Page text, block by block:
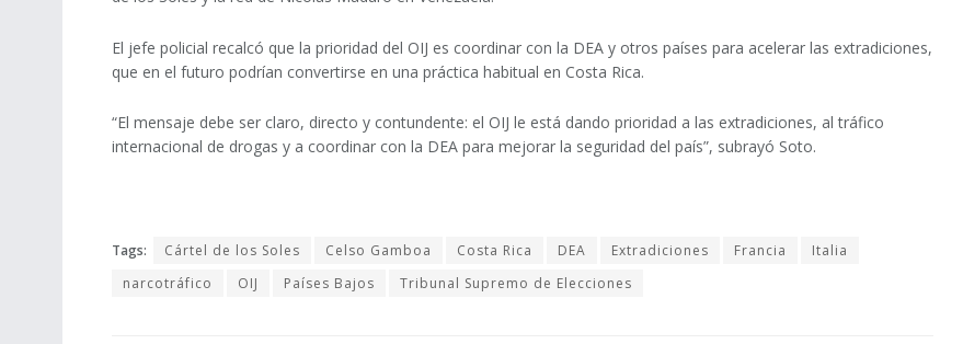
El jefe policial recalcó que la prioridad del OIJ es coordinar con la DEA y otros países para acelerar las extradiciones,
que en el futuro podrían convertirse en una práctica habitual en Costa Rica.
“El mensaje debe ser claro, directo y contundente: el OIJ le está dando prioridad a las extradiciones, al tráfico
internacional de drogas y a coordinar con la DEA para mejorar la seguridad del país”, subrayó Soto.
Tags: Cártel de los Soles Celso Gamboa Costa Rica DEA Extradiciones Francia
Italia
narcotráfico
OIJ Países Bajos Tribunal Supremo de Elecciones